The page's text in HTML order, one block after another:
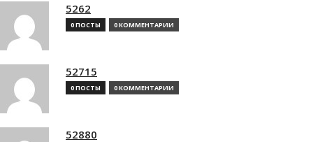
5262
0 ПОСТЫ 0 КОММЕНТАРИИ
52715
0 ПОСТЫ 0 КОММЕНТАРИИ
52880